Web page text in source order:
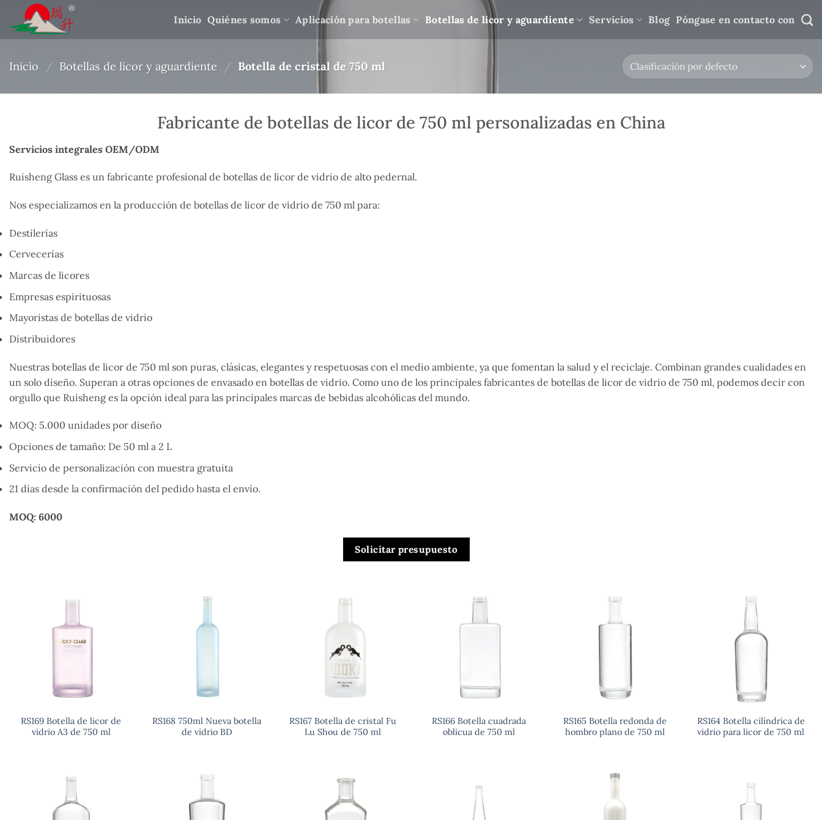
contenido
Inicio Quiénes somos Aplicación para botellas Botellas de licor y aguardiente Servicios Blog Póngase en contacto con
Inicio / Botellas de licor y aguardiente / Botella de cristal de 750 ml
Fabricante de botellas de licor de 750 ml personalizadas en China
Servicios integrales OEM/ODM
Ruisheng Glass es un fabricante profesional de botellas de licor de vidrio de alto pedernal.
Nos especializamos en la producción de botellas de licor de vidrio de 750 ml para:
Destilerías
Cervecerías
Marcas de licores
Empresas espirituosas
Mayoristas de botellas de vidrio
Distribuidores
Nuestras botellas de licor de 750 ml son puras, clásicas, elegantes y respetuosas con el medio ambiente, ya que fomentan la salud y el reciclaje. Combinan grandes cualidades en
un solo diseño. Superan a otras opciones de envasado en botellas de vidrio. Como uno de los principales fabricantes de botellas de licor de vidrio de 750 ml, podemos decir con
orgullo que Ruisheng es la opción ideal para las principales marcas de bebidas alcohólicas del mundo.
MOQ: 5.000 unidades por diseño
Opciones de tamaño: De 50 ml a 2 L
Servicio de personalización con muestra gratuita
21 días desde la confirmación del pedido hasta el envío.
MOQ: 6000
Solicitar presupuesto
RS169 Botella de licor de
vidrio A3 de 750 ml
RS168 750ml Nueva botella
de vidrio BD
RS167 Botella de cristal Fu
Lu Shou de 750 ml
RS166 Botella cuadrada
oblicua de 750 ml
RS165 Botella redonda de
hombro plano de 750 ml
RS164 Botella cilíndrica de
vidrio para licor de 750 ml